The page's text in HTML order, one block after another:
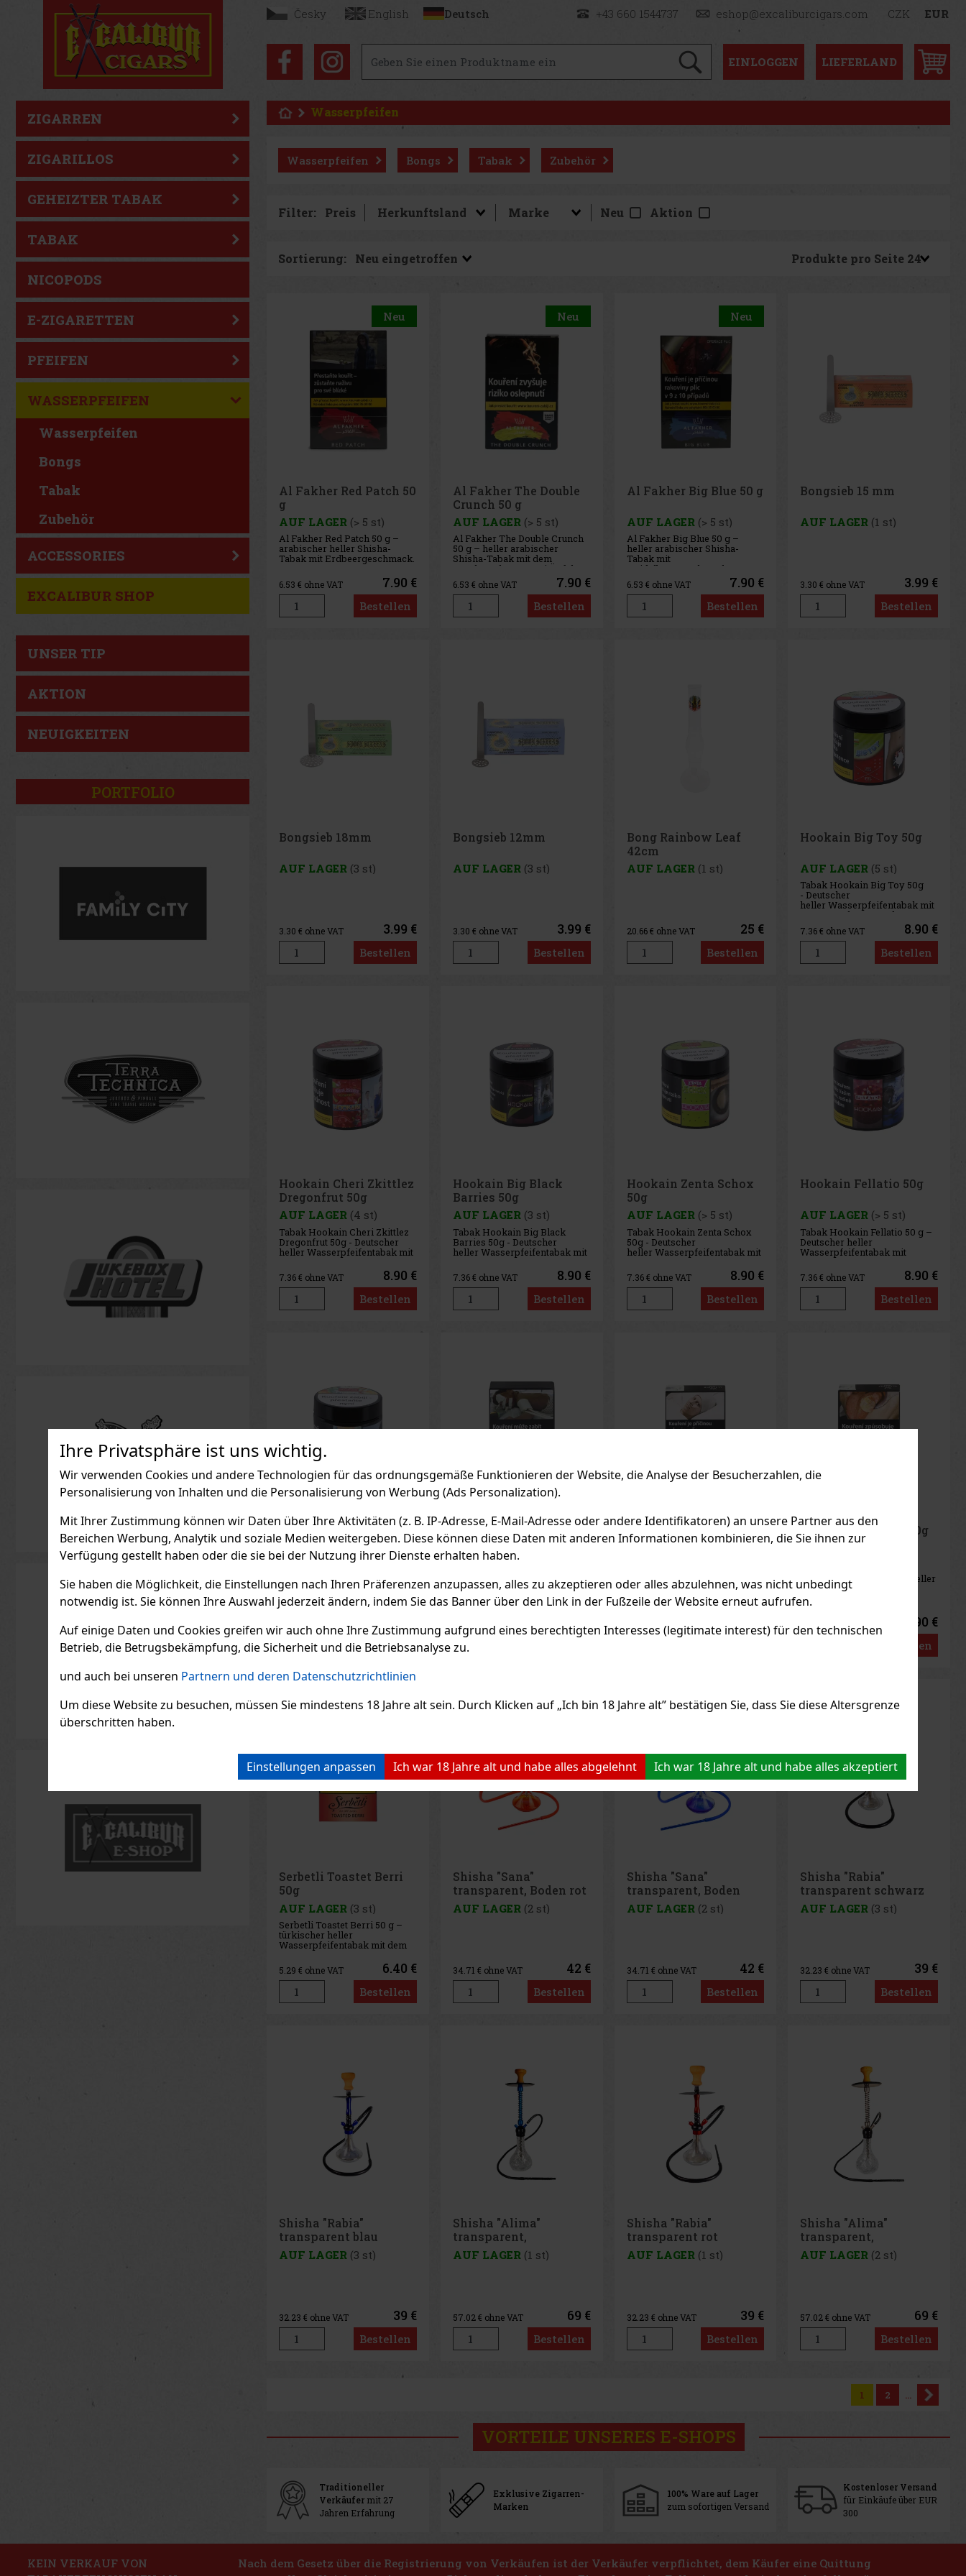
Ihre Privatsphäre ist uns wichtig.
Wir verwenden Cookies und andere Technologien für das ordnungsgemäße Funktionieren der Website, die Analyse der Besucherzahlen, die
Personalisierung von Inhalten und die Personalisierung von Werbung (Ads Personalization).
Mit Ihrer Zustimmung können wir Daten über Ihre Aktivitäten (z. B. IP-Adresse, E-Mail-Adresse oder andere Identifikatoren) an unsere Partner aus den
Bereichen Werbung, Analytik und soziale Medien weitergeben. Diese können diese Daten mit anderen Informationen kombinieren, die Sie ihnen zur
Verfügung gestellt haben oder die sie bei der Nutzung ihrer Dienste erhalten haben.
Sie haben die Möglichkeit, die Einstellungen nach Ihren Präferenzen anzupassen, alles zu akzeptieren oder alles abzulehnen, was nicht unbedingt
notwendig ist. Sie können Ihre Auswahl jederzeit ändern, indem Sie das Banner über den Link in der Fußzeile der Website erneut aufrufen.
Auf einige Daten und Cookies greifen wir auch ohne Ihre Zustimmung aufgrund eines berechtigten Interesses (legitimate interest) für den technischen
Betrieb, die Betrugsbekämpfung, die Sicherheit und die Betriebsanalyse zu.
und auch bei unseren Partnern und deren Datenschutzrichtlinien
Um diese Website zu besuchen, müssen Sie mindestens 18 Jahre alt sein. Durch Klicken auf „Ich bin 18 Jahre alt” bestätigen Sie, dass Sie diese Altersgrenze
überschritten haben.
Einstellungen anpassen Ich war 18 Jahre alt und habe alles abgelehnt Ich war 18 Jahre alt und habe alles akzeptiert
Česky English Deutsch +43 660 1544737 eshop@excaliburcigars.com CZK EUR
EINLOGGEN LIEFERLAND
ZIGARREN
ZIGARILLOS
GEHEIZTER TABAK
TABAK
NICOPODS
E-ZIGARETTEN
PFEIFEN
WASSERPFEIFEN
Wasserpfeifen
Bongs
Tabak
Zubehör
ACCESSORIES
EXCALIBUR SHOP
UNSER TIP
AKTION
NEUIGKEITEN
PORTFOLIO
Wasserpfeifen
Wasserpfeifen Bongs Tabak Zubehör
Filter: Preis Neu Aktion
Sortierung: Produkte pro Seite
Neu
Al Fakher Red Patch 50
g
AUF LAGER (> 5 st)
Al Fakher Red Patch 50 g –
arabischer heller Shisha-
Tabak mit Erdbeergeschmack.
6.53 € ohne VAT 7.90 €
Bestellen
Neu
Al Fakher The Double
Crunch 50 g
AUF LAGER (> 5 st)
Al Fakher The Double Crunch
50 g – heller arabischer
Shisha-Tabak mit dem
Geschmack von zwei Äpfeln.
6.53 € ohne VAT 7.90 €
Bestellen
Neu
Al Fakher Big Blue 50 g
AUF LAGER (> 5 st)
Al Fakher Big Blue 50 g –
heller arabischer Shisha-
Tabak mit
Heidelbeergeschmack.
6.53 € ohne VAT 7.90 €
Bestellen
Bongsieb 15 mm
AUF LAGER (1 st)
3.30€ ohne VAT 3.99 €
Bestellen
Bongsieb 18mm
AUF LAGER (3 st)
3.30 € ohne VAT 3.99 €
Bestellen
Bongsieb 12mm
AUF LAGER(3 st)
3.30 € ohne VAT 3.99 €
Bestellen
Bong Rainbow Leaf
42cm
AUF LAGER(1 st)
20.66€ ohne VAT 25 €
Bestellen
Hookain Big Toy 50g
AUF LAGER (5 st)
Tabak Hookain Big Toy 50g
- Deutscher
heller Wasserpfeifentabak mit
Wassermelonen- und
Minzgeschmack
7.36€ ohne VAT 8.90 €
Bestellen
Hookain Cheri Zkittlez
Dregonfrut 50g
AUF LAGER (4 st)
Tabak Hookain Cheri Zkittlez
Dregonfrut 50g - Deutscher
heller Wasserpfeifentabak mit
Sauerkirsch- und
Drachenfruchtgeschmack.
7.36€ ohne VAT 8.90 €
Bestellen
Hookain Big Black
Barries 50g
AUF LAGER(3 st)
Tabak Hookain Big Black
Barries 50g - Deutscher
heller Wasserpfeifentabak mit
dem Geschmack von
Waldbeeren, Trauben und
Minze.
7.36€ ohne VAT 8.90 €
Bestellen
Hookain Zenta Schox
50g
AUF LAGER(> 5 st)
Tabak Hookain Zenta Schox
50g - Deutscher
heller Wasserpfeifentabak mit
Limetten-, Zitronen- und
Minzgeschmack.
7.36€ ohne VAT 8.90 €
Bestellen
Hookain Fellatio 50g
AUF LAGER (> 5 st)
Tabak Hookain Fellatio 50 g –
Deutscher heller
Wasserpfeifentabak mit
Aromen von Melone,
Passionsfrucht und
Waldfrüchten.
7.36€ ohne VAT 8.90 €
Bestellen
Hookain Punani 50g
AUF LAGER (5 st)
Tabak Hookain Punani 50 g –
Deutscher
heller Wasserpfeifetabak mit
Mango-, Passionsfrucht-,
Minzgeschmack.
€ ohne VAT 8.90 €
Bestellen
Al Fakher Red Smash
50g
AUF LAGER
Al Fakher Red Smash 50g –
heller arabischer
Wasserpfeifentabak mit
Wassermelonenaroma.
6.53 € ohne VAT 7.90 €
Al Fakher Big Purple
50g
Al Fakher Big Purple 50g –
heller arabischer
Wasserpfeifentabak mit
Waldfruchtaroma.
€ ohne VAT
Al Fakher Shirley 50g
Al Fakher Shirley 50 g – heller
arabischer
Wasserpfeifentabak mit
Kirschgeschmack.
6.53 € ohne VAT 7.90 €
Bestellen
Rabatt: 21%
Serbetli Toastet Berri
50g
AUF LAGER (3 st)
Serbetli Toastet Berri 50 g –
türkischer heller
Wasserpfeifentabak mit dem
Geschmack einer würzigen
Mischung aus Himbeeren und
Brombeeren.
5.29 € ohne VAT 6.40 €
Bestellen
Shisha "Sana"
transparent, Boden rot
1er/44cm
AUF LAGER (2 st)
34.71 € ohne VAT 42 €
Bestellen
Shisha "Sana"
transparent, Boden
blau 1er/44cm
AUF LAGER (2 st)
34.71 € ohne VAT 42 €
Bestellen
Shisha "Rabia"
transparent schwarz
1er/45cm
AUF LAGER (3 st)
32.23€ ohne VAT 39 €
Bestellen
Shisha "Rabia"
transparent blau
1er/45cm
AUF LAGER (3 st)
32.23 € ohne VAT 39 €
Bestellen
Shisha "Alima"
transparent,
Aluminium blau 1er/
65cm
AUF LAGER (1 st)
57.02€ ohne VAT 69 €
Bestellen
Shisha "Rabia"
transparent rot
1er/45cm
AUF LAGER (1 st)
32.23 € ohne VAT 39 €
Bestellen
Shisha "Alima"
transparent,
Aluminium silber 1er/
65cm
AUF LAGER (2 st)
57.02€ ohne VAT 69 €
Bestellen
1 2 ...
VORTEILE UNSERES E-SHOPS
Traditioneller
Verkäufer mit 27
Jahren Erfahrung
Exklusive Zigarren-
Marken
100% Ware auf Lager
zum sofortigen Versand
Kostenloser Versand
für Einkäufe über EUR
300
KEIN VERKAUF VON
Nach dem Gesetz über die Registrierung von Verkäufen ist der Verkäufer verpflichtet, dem Käufer eine Quittung